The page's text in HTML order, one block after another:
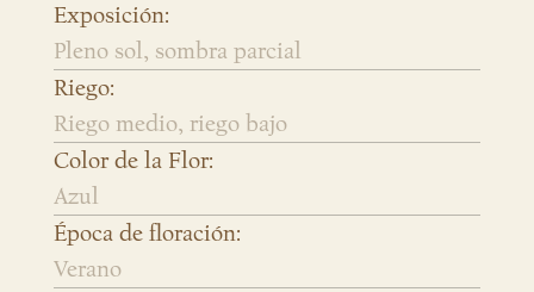
Exposición:
Pleno sol, sombra parcial
Riego:
Riego medio, riego bajo
Color de la Flor:
Azul
Época de floración:
Verano